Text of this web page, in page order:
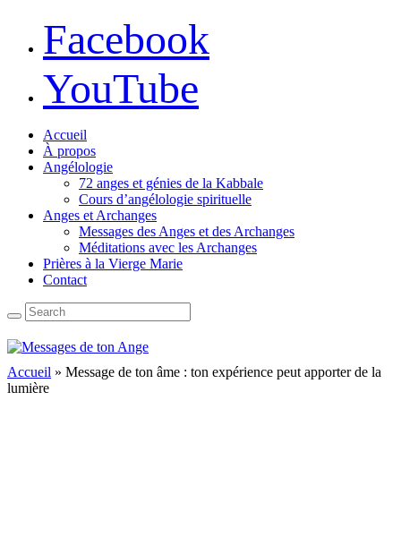
Facebook
YouTube
Accueil
À propos
Angélologie
72 anges et génies de la Kabbale
Cours d’angélologie spirituelle
Anges et Archanges
Messages des Anges et des Archanges
Méditations avec les Archanges
Prières à la Vierge Marie
Contact
Accueil » Message de ton âme : ton expérience peut apporter de la
lumière